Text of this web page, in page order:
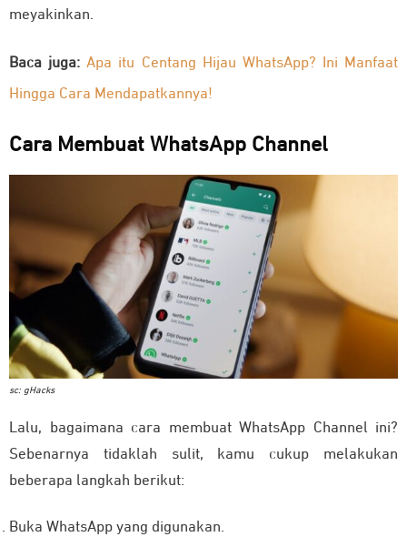
meyakinkan.
Baca juga:Apa itu Centang Hijau WhatsApp? Ini Manfaat
Hingga Cara Mendapatkannya!
Cara Membuat WhatsApp Channel
sc: gHacks
Lalu, bagaimana cara membuat WhatsApp Channel ini?
Sebenarnya tidaklah sulit, kamu cukup melakukan
beberapa langkah berikut:
Buka WhatsApp yang digunakan.